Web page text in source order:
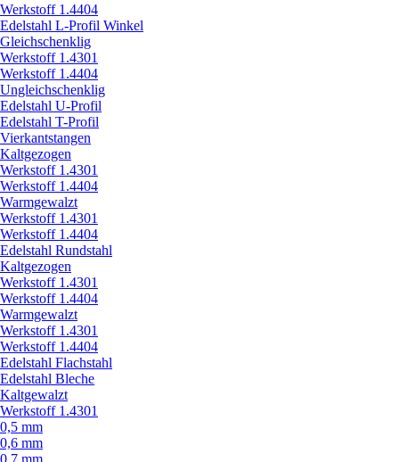
Werkstoff 1.4404
Edelstahl L-Profil Winkel
Gleichschenklig
Werkstoff 1.4301
Werkstoff 1.4404
Ungleichschenklig
Edelstahl U-Profil
Edelstahl T-Profil
Vierkantstangen
Kaltgezogen
Werkstoff 1.4301
Werkstoff 1.4404
Warmgewalzt
Werkstoff 1.4301
Werkstoff 1.4404
Edelstahl Rundstahl
Kaltgezogen
Werkstoff 1.4301
Werkstoff 1.4404
Warmgewalzt
Werkstoff 1.4301
Werkstoff 1.4404
Edelstahl Flachstahl
Edelstahl Bleche
Kaltgewalzt
Werkstoff 1.4301
0,5 mm
0,6 mm
0,7 mm